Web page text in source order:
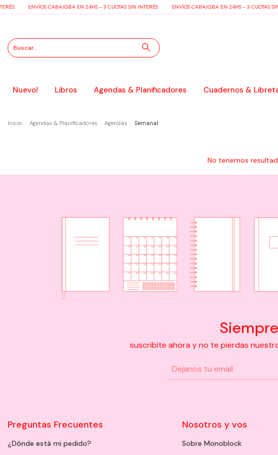
ENVÍOS CABA/GBA EN 24HS - 3 CUOTAS SIN INTERÉS ENVÍOS CABA/GBA EN 24HS - 3 CUOTAS SIN
Nuevo! Libros Agendas & Planificadores Cuadernos &
Inicio . Agendas & Planificadores . Agendas . Semanal
No tenemos
suscribite ahora y no te pierdas
Preguntas Frecuentes
¿Dónde está mi pedido?
Nosotros y vos
Sobre Monoblock